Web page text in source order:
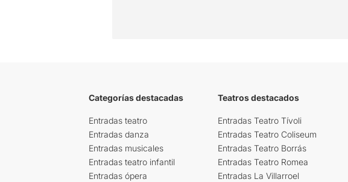
Categorías destacadas
Entradas teatro
Entradas danza
Entradas musicales
Entradas teatro infantil
Entradas ópera
Teatros destacados
Entradas Teatro Tívoli
Entradas Teatro Coliseum
Entradas Teatro Borrás
Entradas Teatro Romea
Entradas La Villarroel